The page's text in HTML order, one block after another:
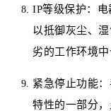
IP等级保护：电
以抵御灰尘、
劣的工作环境中
紧急停止功能
特性的一部分